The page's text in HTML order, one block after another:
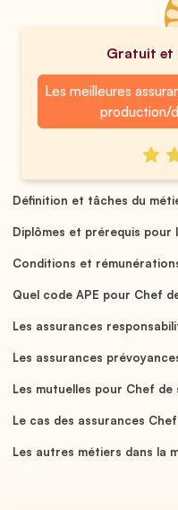
Gratuit et
Les meilleures
production/
Définition et tâches du
Diplômes et prérequis pour
Conditions et
Quel code APE pour Chef
Les assurances
Les assurances
Les mutuelles pour Chef
Le cas des assurances
Les autres métiers dans la